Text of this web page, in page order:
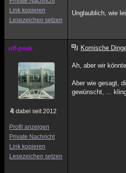
Link kopieren
Lesezeichen setzen
Unglaublich, wie
off-peak
dabei seit 2012
Profil anzeigen
Private Nachricht
Link kopieren
Lesezeichen setzen
Komische
Ah, aber wir
Aber wie gesagt,
gewünscht, ...